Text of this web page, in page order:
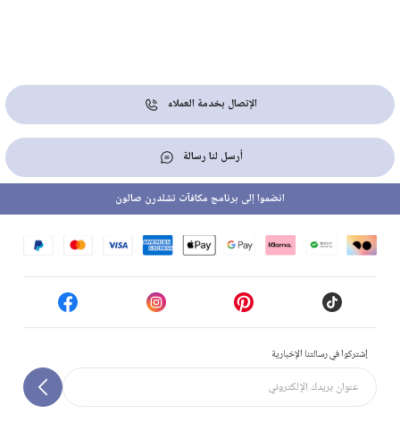
الإتصال بخدمة العملاء
أرسل لنا رسالة
إشتركوا في رسالتنا الإخبارية
انضموا إلى برنامج مكافآت تشلدرن صالون